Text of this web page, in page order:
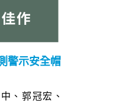
警示安全帽
、郭冠宏、